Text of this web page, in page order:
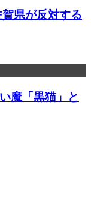
県が反対する
魔「黒猫」と